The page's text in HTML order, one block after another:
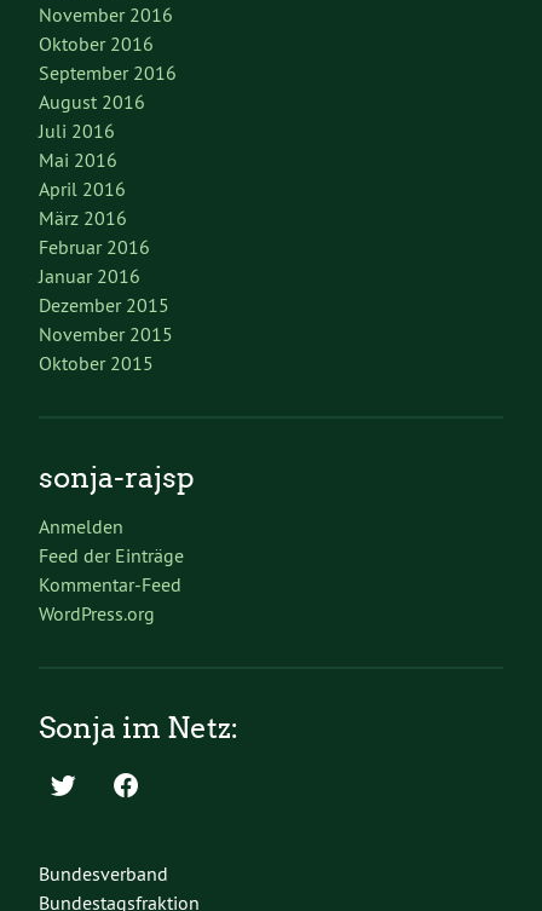
November 2016
Oktober 2016
September 2016
August 2016
Juli 2016
Mai 2016
April 2016
März 2016
Februar 2016
Januar 2016
Dezember 2015
November 2015
Oktober 2015
sonja-rajsp
Anmelden
Feed der Einträge
Kommentar-Feed
WordPress.org
Sonja im Netz:
Bundesverband
Bundestagsfraktion